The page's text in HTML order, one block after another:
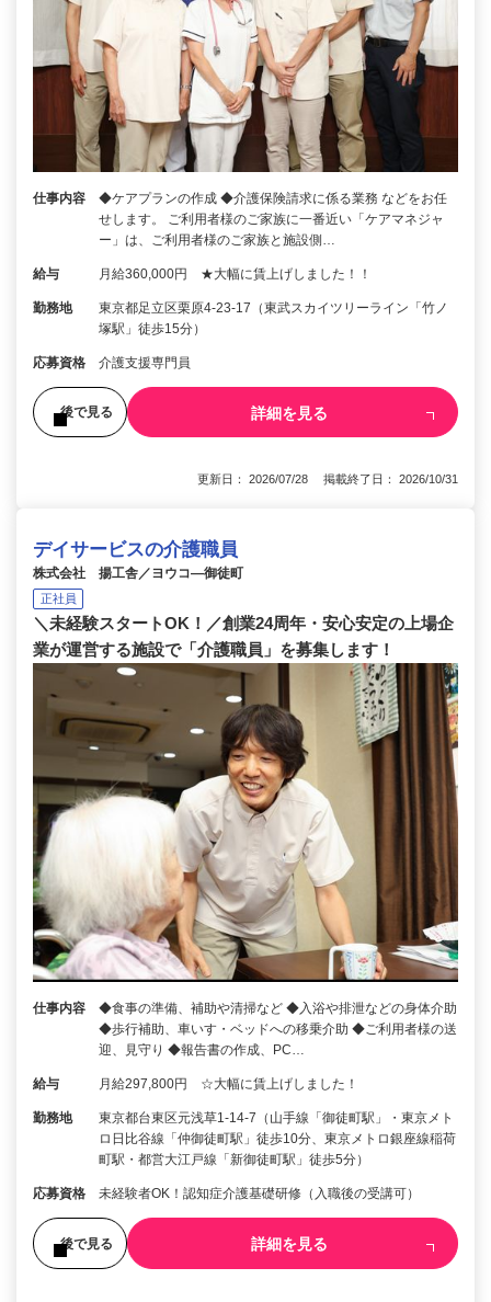
仕事内容
◆ケアプランの作成 ◆介護保険請求に係る業務 などをお任
せします。 ご利用者様のご家族に一番近い「ケアマネジャ
ー」は、ご利用者様のご家族と施設側…
給与 月給360,000円 ★大幅に賃上げしました！！
勤務地
東京都足立区栗原4-23-17（東武スカイツリーライン「竹ノ
塚駅」徒歩15分）
応募資格 介護支援専門員
後で見る 詳細を見る
更新日： 2026/07/28 掲載終了日： 2026/10/31
デイサービスの介護職員
株式会社 揚工舎／ヨウコ―御徒町
正社員
＼未経験スタートOK！／創業24周年・安心安定の上場企
業が運営する施設で「介護職員」を募集します！
仕事内容
◆食事の準備、補助や清掃など ◆入浴や排泄などの身体介助
◆歩行補助、車いす・ベッドへの移乗介助 ◆ご利用者様の送
迎、見守り ◆報告書の作成、PC…
給与 月給297,800円 ☆大幅に賃上げしました！
勤務地
東京都台東区元浅草1-14-7（山手線「御徒町駅」・東京メト
ロ日比谷線「仲御徒町駅」徒歩10分、東京メトロ銀座線稲荷
町駅・都営大江戸線「新御徒町駅」徒歩5分）
応募資格 未経験者OK！認知症介護基礎研修（入職後の受講可）
後で見る 詳細を見る